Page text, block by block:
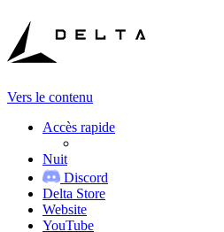
Vers le contenu
Accès rapide
Nuit
Discord
Delta Store
Website
YouTube